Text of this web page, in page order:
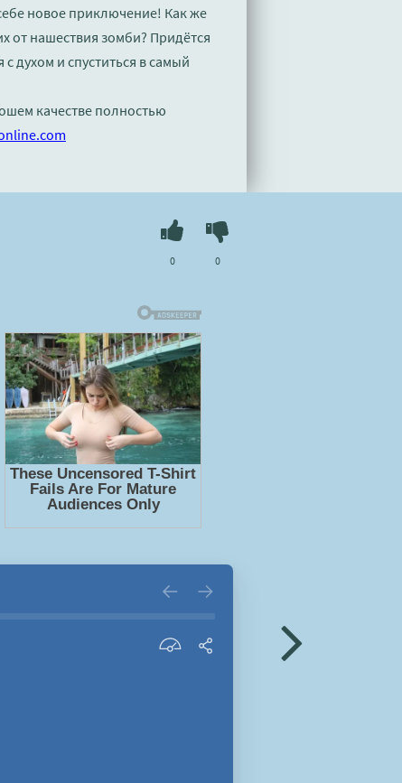
новое приключение! Как же
от нашествия зомби? Придётся
духом и спуститься в самый
качестве полностью
0 0